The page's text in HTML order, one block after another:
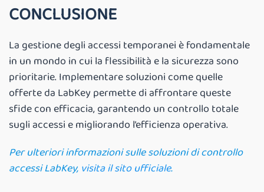
CONCLUSIONE
La gestione degli accessi temporanei è fondamentale
in un mondo in cui la flessibilità e la sicurezza sono
prioritarie. Implementare soluzioni come quelle
offerte da LabKey permette di affrontare queste
sfide con efficacia, garantendo un controllo totale
sugli accessi e migliorando l’efficienza operativa.
Per ulteriori informazioni sulle soluzioni di controllo
accessi LabKey, visita il sito ufficiale.